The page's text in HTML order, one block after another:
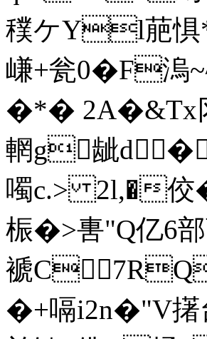
穙ケYl萉惧
嵰+瓮0�F溩
�*� 2A�&Tx冈
輞g龇
噣c.> 2l,�佼
桭�>軎"Q亿6
褫
�+嗝i2n�"V擆